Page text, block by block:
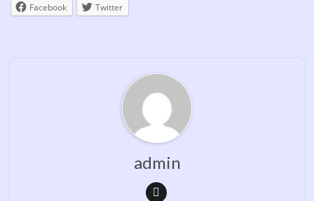
Facebook Twitter
admin